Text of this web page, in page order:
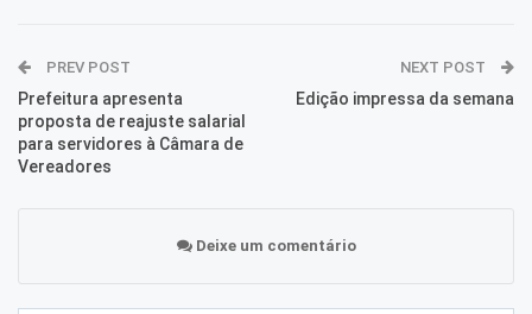
PREV POST
Prefeitura apresenta
proposta de reajuste salarial
para servidores à Câmara de
Vereadores
NEXT POST
Edição impressa da semana
Deixe um comentário